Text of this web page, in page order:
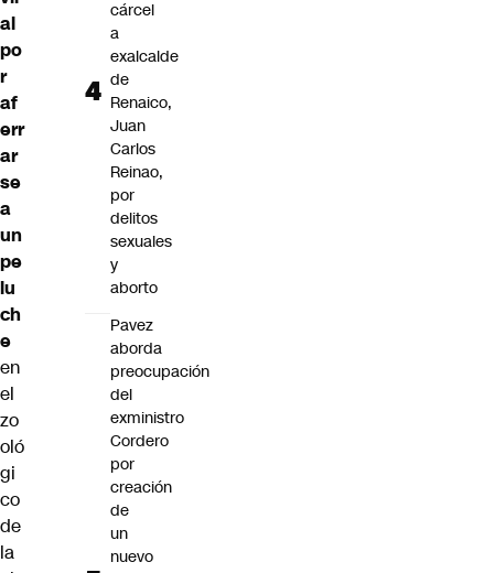
al
po
r
af
err
ar
se
a
un
pe
lu
ch
e
en
el
zo
oló
gi
co
de
la
cárcel
a
exalcalde
de
Renaico,
Juan
Carlos
Reinao,
por
delitos
sexuales
y
aborto
Pavez
aborda
preocupación
del
exministro
Cordero
por
creación
de
un
nuevo